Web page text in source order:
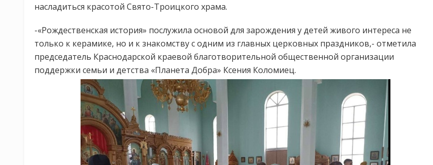
насладиться красотой Свято-Троицкого храма.
-«Рождественская история» послужила основой для зарождения у детей живого интереса не
только к керамике, но и к знакомству с одним из главных церковных праздников,- отметила
председатель Краснодарской краевой благотворительной общественной организации
поддержки семьи и детства «Планета Добра» Ксения Коломиец.